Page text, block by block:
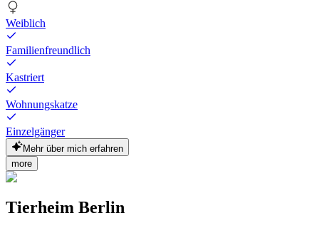
Weiblich
Familienfreundlich
Kastriert
Wohnungskatze
Einzelgänger
Mehr über mich erfahren
more
Tierheim Berlin